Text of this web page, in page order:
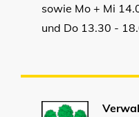
sowie Mo + Mi
und Do 13.30 -